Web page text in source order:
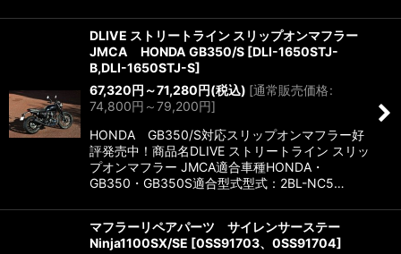
DLIVE ストリートライン スリップオンマフラー
JMCA HONDA GB350/S [DLI-1650STJ-
B,DLI-1650STJ-S]
67,320円 ～71,280円(税込) [通常販売価格:
74,800円 ～79,200円]
HONDA GB350/S対応スリップオンマフラー好
評発売中！商品名DLIVE ストリートライン スリッ
プオンマフラー JMCA適合車種HONDA・
GB350・GB350S適合型式型式：2BL-NC5…
マフラーリペアパーツ サイレンサーステー
Ninja1100SX/SE [0SS91703、0SS91704]